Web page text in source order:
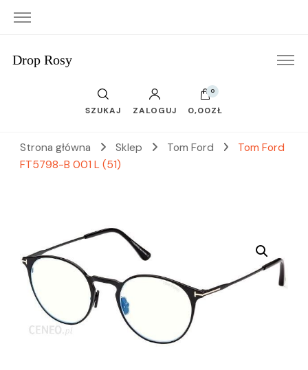
Drop Rosy
SZUKAJ ZALOGUJ
0
0,00ZŁ
Strona główna Sklep Tom Ford
Tom Ford
FT5798-B 001 L (51)